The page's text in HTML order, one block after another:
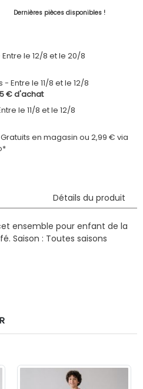
Dernières pièces disponibles !
Entre le 12/8 et le 20/8
Entre le 11/8 et le 12/8
€ d'achat
le 11/8 et le 12/8
en magasin ou 2,99 € via
Détails du produit
ensemble pour enfant de la
Saison : Toutes saisons